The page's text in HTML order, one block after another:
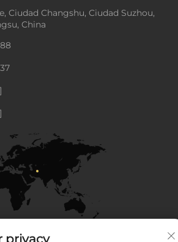
Ciudad Changshu, Ciudad Suzhou,
China
privacy